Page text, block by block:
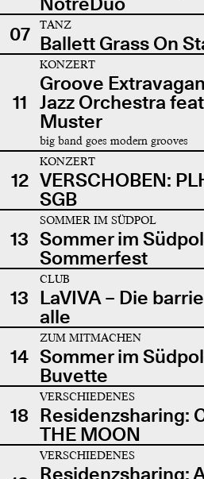
07
TANZ
Ballett Grass On
11
KONZERT
Groove
Jazz Orchestra
Muster
big band goes modern grooves
12
KONZERT
VERSCHOBEN:
SGB
13
SOMMER IM SÜDPOL
Sommer im
Sommerfest
13
CLUB
LaVIVA – Die
alle
14
ZUM MITMACHEN
Sommer im
Buvette
18
VERSCHIEDENES
Residenzsharing:
THE MOON
VERSCHIEDENES
Residenzsharing: